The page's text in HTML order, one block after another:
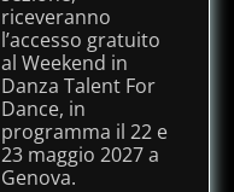
riceveranno
l’accesso gratuito
al Weekend in
Danza Talent For
Dance, in
programma il 22 e
23 maggio 2027 a
Genova.